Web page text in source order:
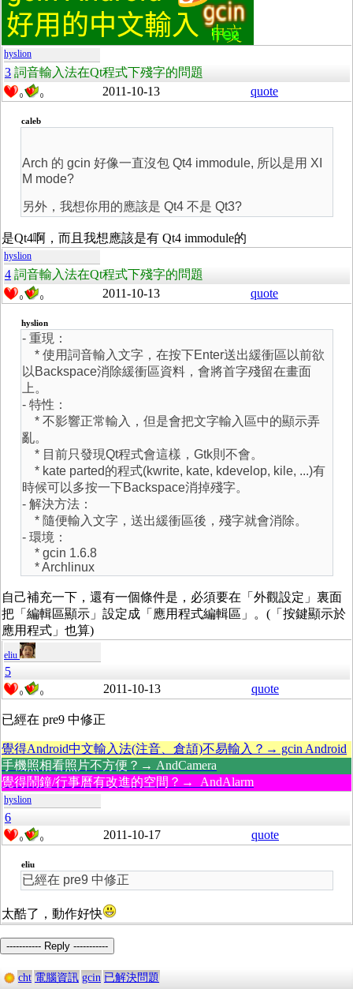
hyslion
3 詞音輸入法在Qt程式下殘字的問題
0 0 2011-10-13 quote
caleb
Arch 的 gcin 好像一直沒包 Qt4 immodule, 所以是用 XI
M mode?
另外，我想你用的應該是 Qt4 不是 Qt3?
是Qt4啊，而且我想應該是有 Qt4 immodule的
hyslion
4 詞音輸入法在Qt程式下殘字的問題
0 0 2011-10-13 quote
hyslion
- 重現：
* 使用詞音輸入文字，在按下Enter送出緩衝區以前欲
以Backspace消除緩衝區資料，會將首字殘留在畫面
上。
- 特性：
* 不影響正常輸入，但是會把文字輸入區中的顯示弄
亂。
* 目前只發現Qt程式會這樣，Gtk則不會。
* kate parted的程式(kwrite, kate, kdevelop, kile, ...)有
時候可以多按一下Backspace消掉殘字。
- 解決方法：
* 隨便輸入文字，送出緩衝區後，殘字就會消除。
- 環境：
* gcin 1.6.8
* Archlinux
自己補充一下，還有一個條件是，必須要在「外觀設定」裏面
把「編輯區顯示」設定成「應用程式編輯區」。(「按鍵顯示於
應用程式」也算)
eliu
5
0 0 2011-10-13 quote
已經在 pre9 中修正
覺得Android中文輸入法(注音、倉頡)不易輸入？→ gcin Android
手機照相看照片不方便？→ AndCamera
覺得鬧鐘/行事曆有改進的空間？→ AndAlarm
hyslion
6
0 0 2011-10-17 quote
eliu
已經在 pre9 中修正
太酷了，動作好快
----------- Reply -----------
cht 電腦資訊 gcin 已解決問題